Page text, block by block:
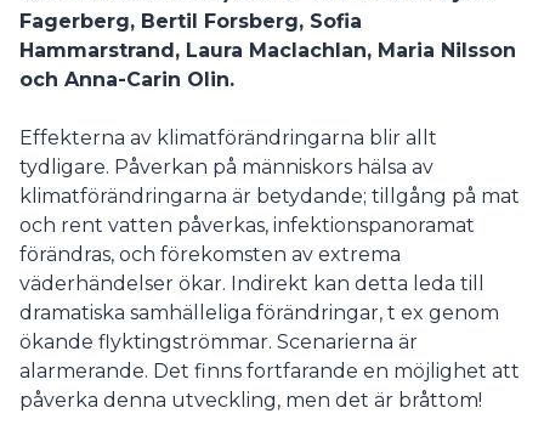
Fagerberg, Bertil Forsberg, Sofia
Hammarstrand, Laura Maclachlan, Maria Nilsson
och Anna-Carin Olin.
Effekterna av klimatförändringarna blir allt
tydligare. Påverkan på människors hälsa av
klimatförändringarna är betydande; tillgång på mat
och rent vatten påverkas, infektionspanoramat
förändras, och förekomsten av extrema
väderhändelser ökar. Indirekt kan detta leda till
dramatiska samhälleliga förändringar, t ex genom
ökande flyktingströmmar. Scenarierna är
alarmerande. Det finns fortfarande en möjlighet att
påverka denna utveckling, men det är bråttom!